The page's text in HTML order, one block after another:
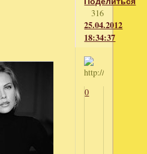
316
25.04.2012
18:34:37
0